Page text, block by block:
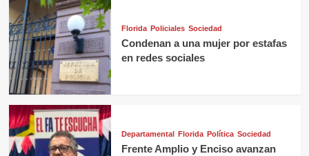
Florida Policiales Sociedad
Condenan a una mujer por estafas
en redes sociales
Departamental Florida Política Sociedad
Frente Amplio y Enciso avanzan